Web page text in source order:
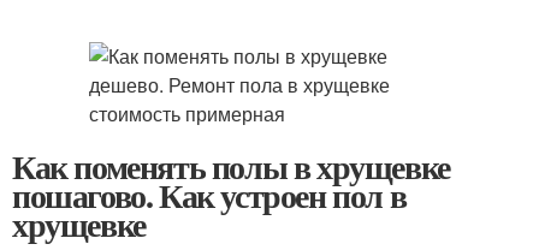
Как поменять полы в хрущевке
пошагово. Как устроен пол в
хрущевке